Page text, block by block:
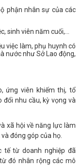
phận nhân sự của các
sinh viên năm cuối,…
việc làm, phụ huynh có
nước như Sở Lao động,
ứng viên khiếm thị, tổ
nhu cầu, kỳ vọng và
xã hội về năng lực làm
đóng góp của họ.
tế từ doanh nghiệp đã
đó nhân rộng các mô